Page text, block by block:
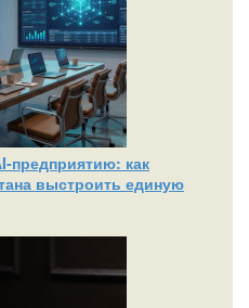
как
выстроить единую